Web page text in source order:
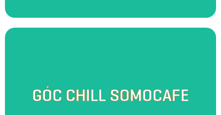
GÓC CHILL SOMOCAFE
nghe hương lúa non ngọt ngào toả trong sương sớm ban mai, cũng có
thể thả mình trong ánh nắng lãng mạn mỗi buổi chiều tà, thu trọn vào